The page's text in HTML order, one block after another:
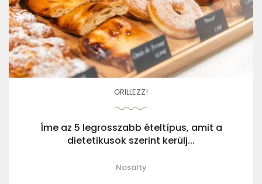
GRILLEZZ!
Íme az 5 legrosszabb ételtípus, amit a
dietetikusok szerint kerülj...
Nosalty